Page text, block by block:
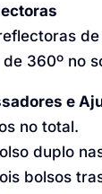
360º no
e
no total.
duplo
bolsos